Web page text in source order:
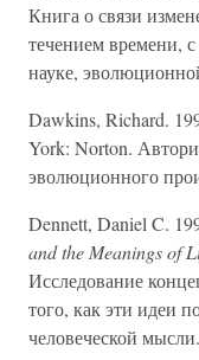
Книга о связи
течением времени,
науке,
Dawkins, Richard.
York: Norton.
эволюционного
Dennett, Daniel C.
and the Meanings of
Исследование
того, как эти идеи
человеческой мысли.